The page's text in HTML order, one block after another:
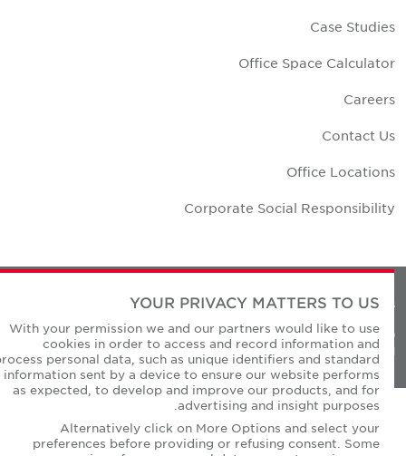
Case Studies
Office Space Calculator
Careers
Contact Us
Office Locations
Corporate Social Responsibility
Privacy Policies
© Copyright Cushman & Wakefield Core 2026.
All Rights Reserved.
YOUR PRIVACY MATTERS TO US
With your permission we and our partners would like to use
cookies in order to access and record information and
process personal data, such as unique identifiers and standard
information sent by a device to ensure our website performs
as expected, to develop and improve our products, and for
advertising and insight purposes.
Alternatively click on More Options and select your
preferences before providing or refusing consent. Some